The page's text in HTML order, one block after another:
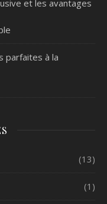
et les avantages
parfaites à la
(13)
(1)